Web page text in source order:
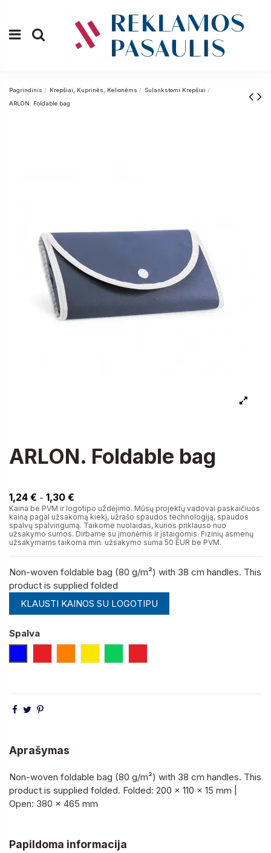
Pagrindinis Krepšiai, Kuprinės, Kelionėms
Sulankstomi Krepšiai
ARLON. Foldable bag
ARLON. Foldable bag
1,24 € - 1,30 €
Kaina be PVM ir logotipo uždėjimo. Mūsų projektų vadovai paskaičiuos
kainą pagal užsakomą kiekį, užrašo spaudos technologiją, spaudos
spalvų spalvingumą. Taikome nuolaidas, kurios priklauso nuo
užsakymo sumos. Dirbame su įmonėmis ir įstaigomis. Fizinių asmenų
užsakymams taikoma min. užsakymo suma 50 EUR be PVM.
Non-woven foldable bag (80 g/m²) with 38 cm handles. This
product is supplied folded
KLAUSTI KAINOS SU LOGOTIPU
Spalva
Aprašymas
Non-woven foldable bag (80 g/m²) with 38 cm handles. This
product is supplied folded. Folded: 200 x 110 x 15 mm |
Open: 380 x 465 mm
Papildoma informacija